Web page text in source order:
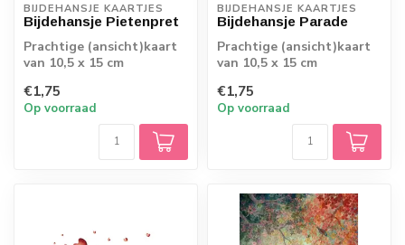
BIJDEHANSJE KAARTJES
Bijdehansje Pietenpret
Prachtige (ansicht)kaart
van 10,5 x 15 cm
€1,75
Op voorraad
BIJDEHANSJE KAARTJES
Bijdehansje Parade
Prachtige (ansicht)kaart
van 10,5 x 15 cm
€1,75
Op voorraad